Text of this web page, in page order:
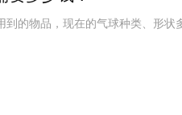
到的物品，现在的气球种类、形状